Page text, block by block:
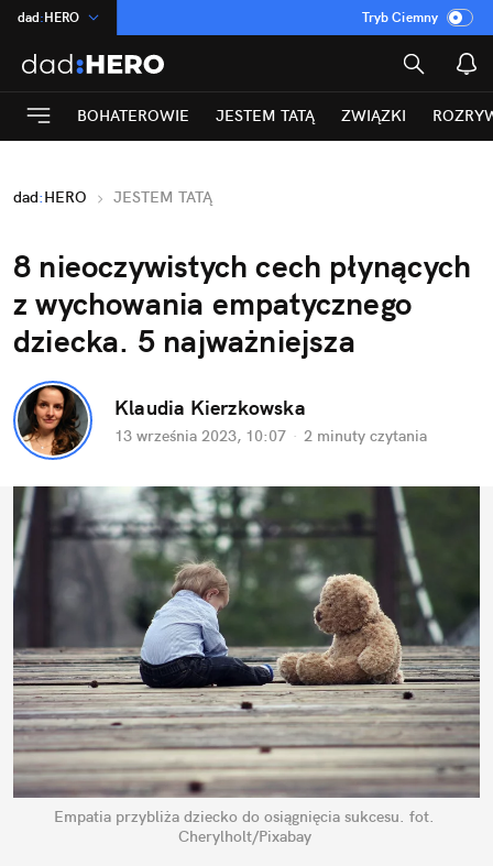
dad:HERO
:Temat
INN:Poland
ASZ:dziennik
Rozrywka
Tryb Ciemny
BOHATEROWIE JESTEM TATĄ ZWIĄZKI
dad:HERO JESTEM TATĄ
8 nieoczywistych cech płynących
z wychowania empatycznego
dziecka. 5 najważniejsza
Klaudia Kierzkowska
13 września 2023, 10:07 · 2 minuty czytania
Empatia przybliża dziecko do osiągnięcia sukcesu. fot.
Cherylholt/Pixabay